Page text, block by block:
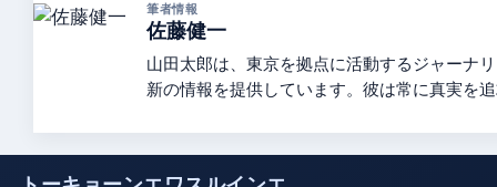
筆者情報
佐藤健一
山田太郎は、東京を拠点に活動するジャーナ
新の情報を提供しています。彼は常に真実を